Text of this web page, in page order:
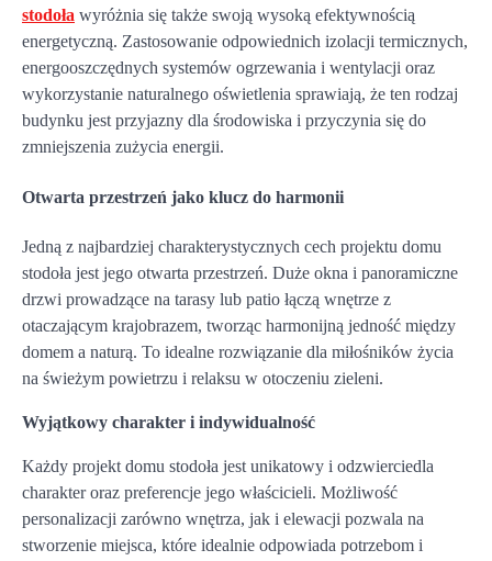
stodoła wyróżnia się także swoją wysoką efektywnością
energetyczną. Zastosowanie odpowiednich izolacji termicznych,
energooszczędnych systemów ogrzewania i wentylacji oraz
wykorzystanie naturalnego oświetlenia sprawiają, że ten rodzaj
budynku jest przyjazny dla środowiska i przyczynia się do
zmniejszenia zużycia energii.
Otwarta przestrzeń jako klucz do harmonii
Jedną z najbardziej charakterystycznych cech projektu domu
stodoła jest jego otwarta przestrzeń. Duże okna i panoramiczne
drzwi prowadzące na tarasy lub patio łączą wnętrze z
otaczającym krajobrazem, tworząc harmonijną jedność między
domem a naturą. To idealne rozwiązanie dla miłośników życia
na świeżym powietrzu i relaksu w otoczeniu zieleni.
Wyjątkowy charakter i indywidualność
Każdy projekt domu stodoła jest unikatowy i odzwierciedla
charakter oraz preferencje jego właścicieli. Możliwość
personalizacji zarówno wnętrza, jak i elewacji pozwala na
stworzenie miejsca, które idealnie odpowiada potrzebom i